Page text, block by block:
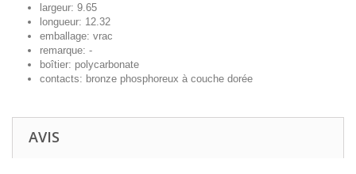
largeur: 9.65
longueur: 12.32
emballage: vrac
remarque: -
boîtier: polycarbonate
contacts: bronze phosphoreux à couche dorée
AVIS